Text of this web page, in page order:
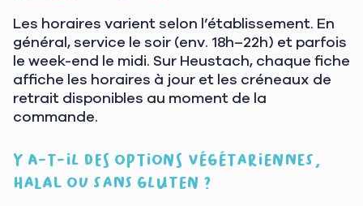
Les horaires varient selon l’établissement. En
général, service le soir (env. 18h–22h) et parfois
le week-end le midi. Sur Heustach, chaque fiche
affiche les horaires à jour et les créneaux de
retrait disponibles au moment de la
commande.
Y a-t-il des options végétariennes,
halal ou sans gluten ?